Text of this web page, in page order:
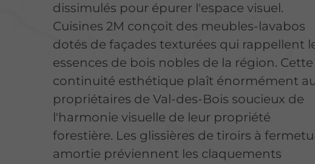
dissimulés pour épurer l'espace visuel.
Cuisines 2M conçoit des meubles-lavabos
dotés de façades texturées qui rappellent
essences de bois nobles de la région. Cette
continuité esthétique plaît énormément
propriétaires de Val-des-Bois soucieux de
l'harmonie visuelle de leur propriété
forestière. Les glissières de tiroirs à
amortie préviennent les claquements